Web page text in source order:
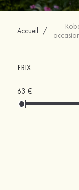
Accueil /
PRIX
63 €